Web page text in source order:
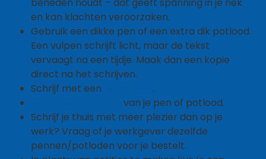
en kan klachten veroorzaken.
Gebruik een dikke pen of een extra dik potlood.
Een vulpen schrijft licht, maar de tekst
vervaagt na een tijdje. Maak dan een kopie
direct na het schrijven.
Schrijf met een
.
van je pen of potlood.
Schrijf je thuis met meer plezier dan op je
werk? Vraag of je werkgever dezelfde
pennen/potloden voor je bestelt.